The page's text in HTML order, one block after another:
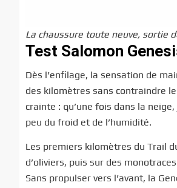
La chaussure toute neuve, sortie
Test Salomon
Dès l’enfilage, la sensation de
des kilomètres sans contraindre
crainte : qu’une fois dans la
peu du froid et de l’humidité.
Les premiers kilomètres du Trail
d’oliviers, puis sur des
Sans propulser vers l’avant, la